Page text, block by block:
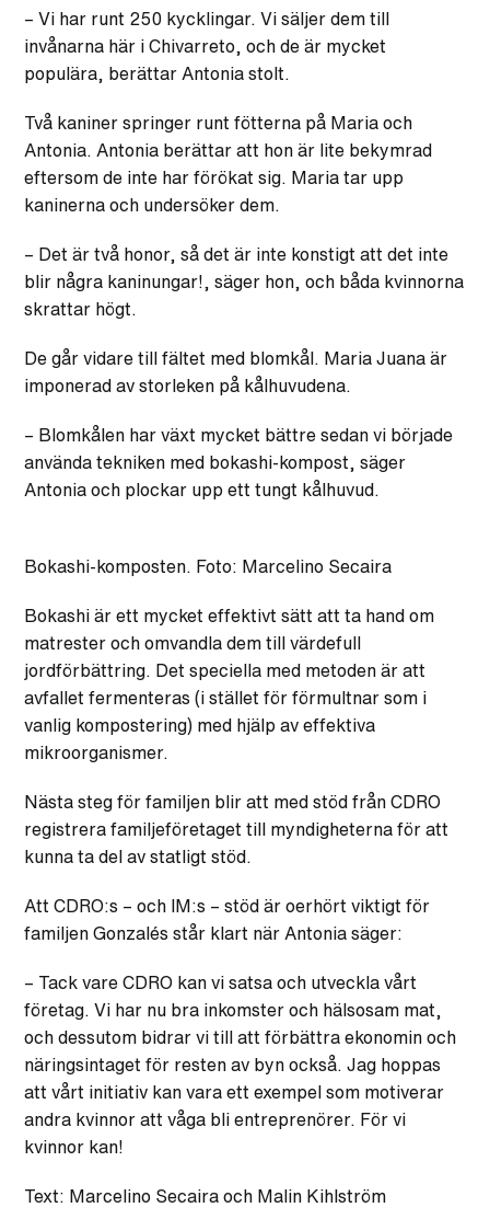
– Vi har runt 250 kycklingar. Vi säljer dem till
invånarna här i Chivarreto, och de är mycket
populära, berättar Antonia stolt.
Två kaniner springer runt fötterna på Maria och
Antonia. Antonia berättar att hon är lite bekymrad
eftersom de inte har förökat sig. Maria tar upp
kaninerna och undersöker dem.
– Det är två honor, så det är inte konstigt att det inte
blir några kaninungar!, säger hon, och båda kvinnorna
skrattar högt.
De går vidare till fältet med blomkål. Maria Juana är
imponerad av storleken på kålhuvudena.
– Blomkålen har växt mycket bättre sedan vi började
använda tekniken med bokashi-kompost, säger
Antonia och plockar upp ett tungt kålhuvud.
Bokashi-komposten. Foto: Marcelino Secaira
Bokashi är ett mycket effektivt sätt att ta hand om
matrester och omvandla dem till värdefull
jordförbättring. Det speciella med metoden är att
avfallet fermenteras (i stället för förmultnar som i
vanlig kompostering) med hjälp av effektiva
mikroorganismer.
Nästa steg för familjen blir att med stöd från CDRO
registrera familjeföretaget till myndigheterna för att
kunna ta del av statligt stöd.
Att CDRO:s – och IM:s – stöd är oerhört viktigt för
familjen Gonzalés står klart när Antonia säger:
– Tack vare CDRO kan vi satsa och utveckla vårt
företag. Vi har nu bra inkomster och hälsosam mat,
och dessutom bidrar vi till att förbättra ekonomin och
näringsintaget för resten av byn också. Jag hoppas
att vårt initiativ kan vara ett exempel som motiverar
andra kvinnor att våga bli entreprenörer. För vi
kvinnor kan!
Text: Marcelino Secaira och Malin Kihlström